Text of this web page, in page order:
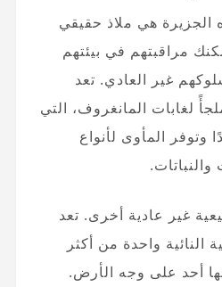
هي ملاذ حقيقي
مراقبتهم في بيئتهم
غير العادي. تعد
لغابات المانغروف، التي
وتوفر المأوى لأنواع
غير عادية أخرى. تعد
النائية واحدة من أكثر
أحد على وجه الأرض.